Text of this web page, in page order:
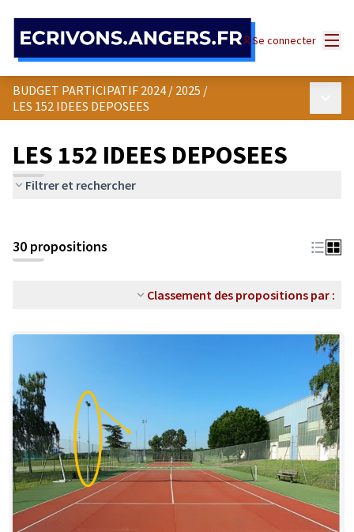
Se connecter
BUDGET PARTICIPATIF 2024 / 2025 /
LES 152 IDEES DEPOSEES
LES 152 IDEES DEPOSEES
Filtrer et rechercher
30 propositions
Classement des propositions par :